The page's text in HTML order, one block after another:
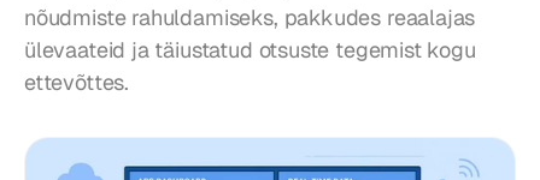
nõudmiste rahuldamiseks, pakkudes reaalajas
ülevaateid ja täiustatud otsuste tegemist kogu
ettevõttes.